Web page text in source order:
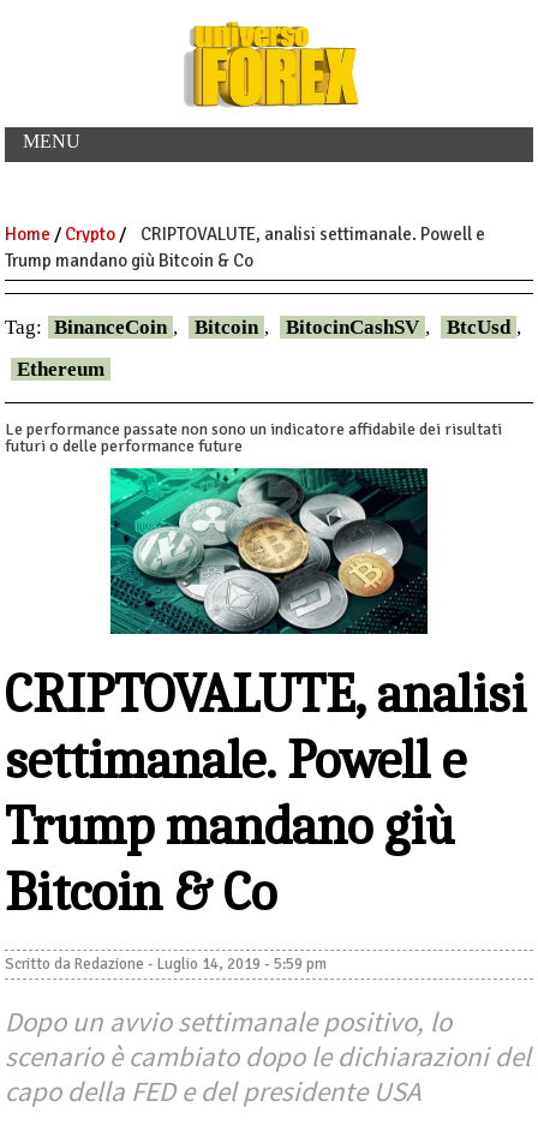
MENU
Home / Crypto /
CRIPTOVALUTE, analisi settimanale. Powell e
Trump mandano giù Bitcoin & Co
Tag: BinanceCoin , Bitcoin , BitocinCashSV , BtcUsd ,
Ethereum
Le performance passate non sono un indicatore affidabile dei risultati
futuri o delle performance future
CRIPTOVALUTE, analisi
settimanale. Powell e
Trump mandano giù
Bitcoin & Co
Scritto daRedazione -Luglio 14, 2019 - 5:59 pm
Dopo un avvio settimanale positivo, lo
scenario è cambiato dopo le dichiarazioni del
capo della FED e del presidente USA